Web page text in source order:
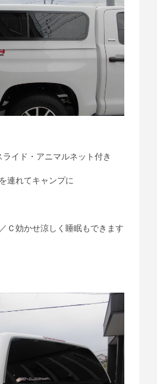
イド・アニマルネット付き
連れてキャンプに
Ｃ効かせ涼しく睡眠もできます